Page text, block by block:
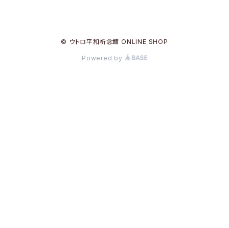
© ウトロ平和祈念館 ONLINE SHOP
Powered by